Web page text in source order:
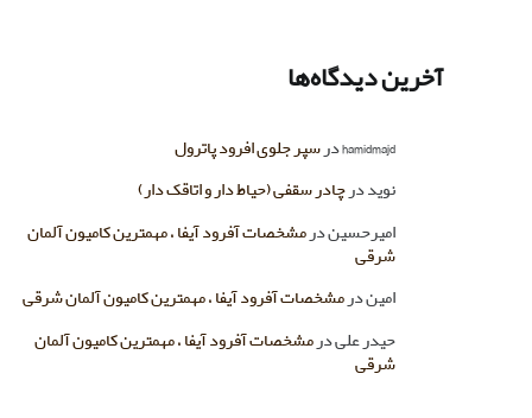
آخرین دیدگاه‌ها
hamidmajdدرسپر جلوی افرود پاترول
نویددرچادر سقفی (حیاط دار و اتاقک دار)
امیرحسیندرمشخصات آفرود آیفا ، مهمترین کامیون آلمان
شرقی
امیندرمشخصات آفرود آیفا ، مهمترین کامیون آلمان شرقی
حیدر علیدر مشخصات آفرود آیفا ، مهمترین کامیون آلمان
شرقی